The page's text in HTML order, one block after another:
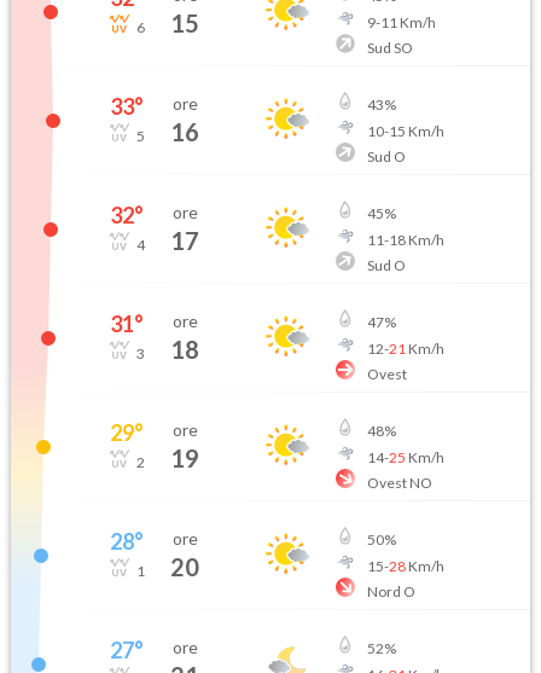
6 15
9-11 Km/h
Sud SO
33°
5
ore
16
43%
10-15 Km/h
Sud O
32°
4
ore
17
45%
11-18Km/h
Sud O
31°
3
ore
18
47%
12-21 Km/h
Ovest
29°
2
ore
19
48%
14-25 Km/h
Ovest NO
28°
1
ore
20
50%
15-28Km/h
Nord O
27° ore 52%